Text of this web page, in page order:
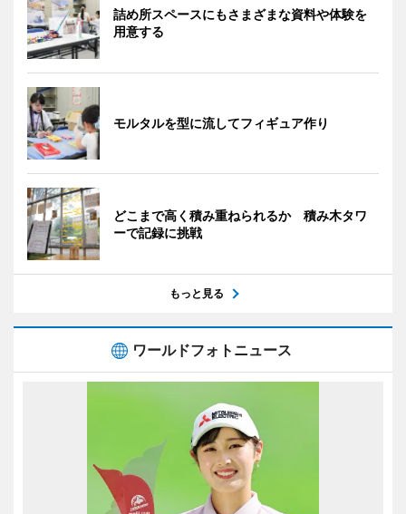
詰め所スペースにもさまざまな資料や体験を
用意する
モルタルを型に流してフィギュア作り
どこまで高く積み重ねられるか 積み木タワ
ーで記録に挑戦
もっと見る
ワールドフォトニュース